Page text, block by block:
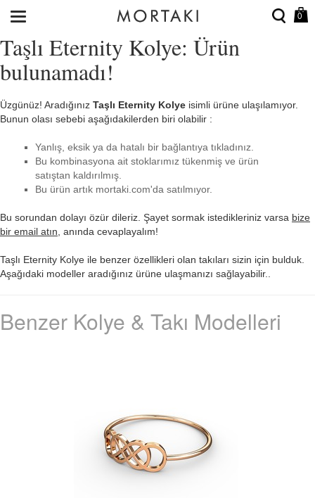
0
Taşlı Eternity Kolye: Ürün
bulunamadı!
Üzgünüz! Aradığınız Taşlı Eternity Kolye isimli ürüne ulaşılamıyor.
Bunun olası sebebi aşağıdakilerden biri olabilir :
Yanlış, eksik ya da hatalı bir bağlantıya tıkladınız.
Bu kombinasyona ait stoklarımız tükenmiş ve ürün
satıştan kaldırılmış.
Bu ürün artık mortaki.com'da satılmıyor.
Bu sorundan dolayı özür dileriz. Şayet sormak istedikleriniz varsa bize
bir email atın , anında cevaplayalım!
Taşlı Eternity Kolye ile benzer özellikleri olan takıları sizin için bulduk.
Aşağıdaki modeller aradığınız ürüne ulaşmanızı sağlayabilir..
Benzer Kolye & Takı Modelleri